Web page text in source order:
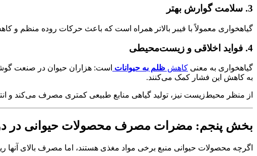
3. سلامت گوارش بهتر
گیاهخواری معمولاً با فیبر بالاتر همراه است که باعث حرکات روده منظم
4. فواید اخلاقی و زیست‌محیطی
گیاهخواری به معنی کاهش ظلم به حیوانات است: هزاران حیوان در صنعت
به کاهش این فشار کمک می‌کنند.
از منظر محیط‌زیست نیز، تولید گیاهی منابع طبیعی کمتری مصرف می‌کند و
بخش پنجم: مضرات مصرف محصولات حیوانی در
اگرچه محصولات حیوانی منبع برخی مواد مغذی هستند، اما مصرف بالای آنها